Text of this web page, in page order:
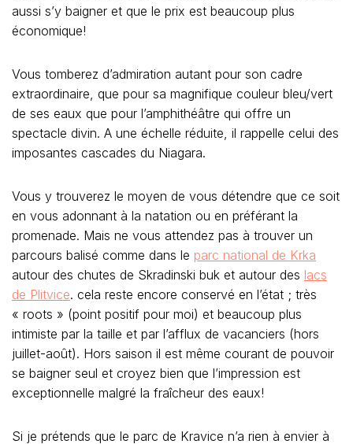
aussi s’y baigner et que le prix est beaucoup plus
économique!
Vous tomberez d’admiration autant pour son cadre
extraordinaire, que pour sa magnifique couleur bleu/vert
de ses eaux que pour l’amphithéâtre qui offre un
spectacle divin. A une échelle réduite, il rappelle celui des
imposantes cascades du Niagara.
Vous y trouverez le moyen de vous détendre que ce soit
en vous adonnant à la natation ou en préférant la
promenade. Mais ne vous attendez pas à trouver un
parcours balisé comme dans le parc national de Krka
autour des chutes de Skradinski buk et autour des lacs
de Plitvice. cela reste encore conservé en l’état ; très
« roots » (point positif pour moi) et beaucoup plus
intimiste par la taille et par l’afflux de vacanciers (hors
juillet-août). Hors saison il est même courant de pouvoir
se baigner seul et croyez bien que l’impression est
exceptionnelle malgré la fraîcheur des eaux!
Si je prétends que le parc de Kravice n’a rien à envier à